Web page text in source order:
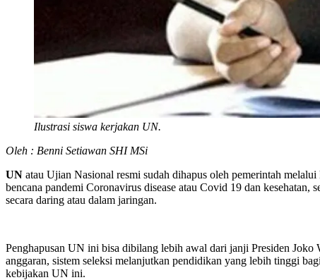
Ilustrasi siswa kerjakan UN.
Oleh : Benni Setiawan SHI MSi
UN atau Ujian Nasional resmi sudah dihapus oleh pemerintah
bencana pandemi Coronavirus disease atau Covid 19 dan kesehatan,
secara daring atau dalam jaringan.
Penghapusan UN ini bisa dibilang lebih awal dari janji Presiden
anggaran, sistem seleksi melanjutkan pendidikan yang lebih tinggi
kebijakan UN ini.